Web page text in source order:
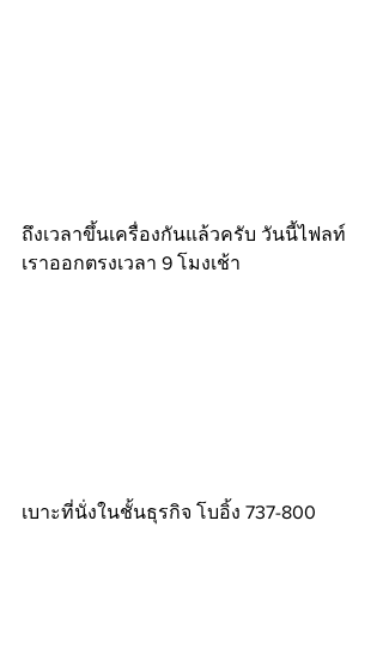
ถึงเวลาขึ้นเครื่องกันแล้วครับ วันนี้ไฟลท์
เราออกตรงเวลา 9 โมงเช้า
เบาะที่นั่งในชั้นธุรกิจ โบอิ้ง 737-800